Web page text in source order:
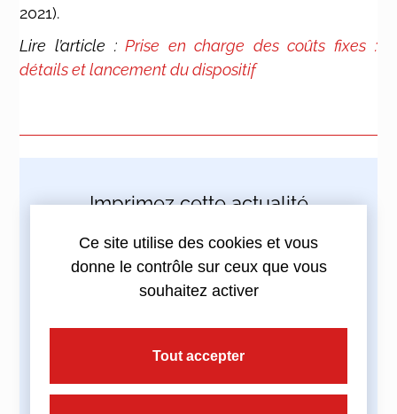
2021).
Lire l’article :Prise en charge des coûts fixes :
détails et lancement du dispositif
Imprimez cette actualité
Ce site utilise des cookies et vous
donne le contrôle sur ceux que vous
souhaitez activer
Tout accepter